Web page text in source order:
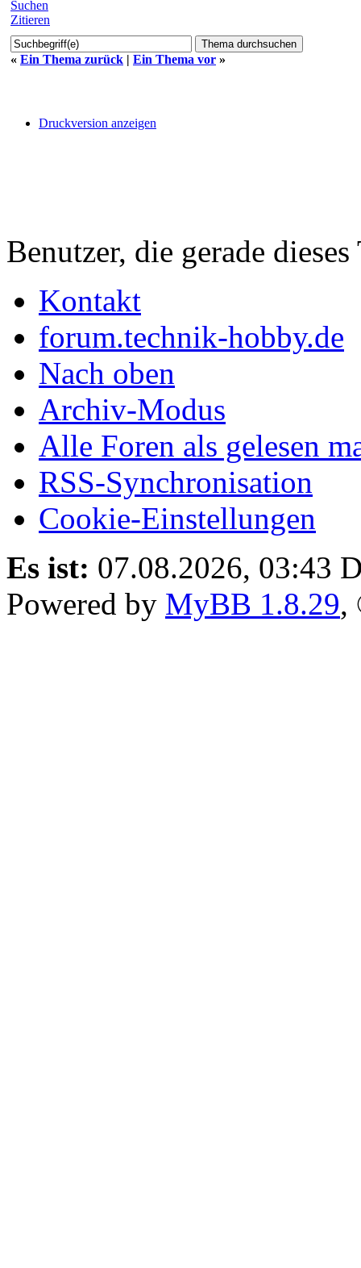
Suchen
Zitieren
« Ein Thema zurück | Ein Thema vor »
Druckversion anzeigen
Benutzer, die gerade
Kontakt
forum.technik-hobby.de
Nach oben
Archiv-Modus
Alle Foren als gelesen
RSS-Synchronisation
Cookie-Einstellungen
Es ist: 07.08.2026, 03:43
Powered by MyBB 1.8.29,